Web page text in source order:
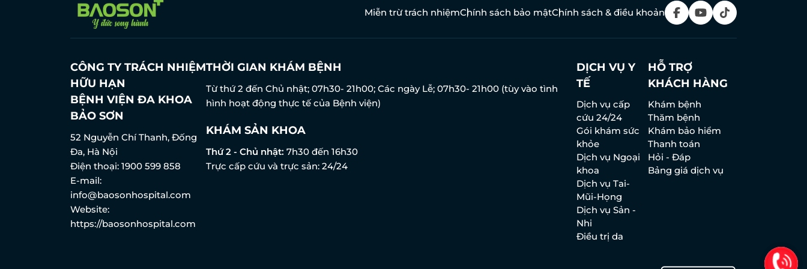
Miễn trừ trách nhiệmChính sách bảo mậtChính sách & điều khoản
CÔNG TY TRÁCH NHIỆM
HỮU HẠN
BỆNH VIỆN ĐA KHOA
BẢO SƠN
52 Nguyễn Chí Thanh, Đống
Đa, Hà Nội
Điện thoại: 1900 599 858
E-mail:
info@baosonhospital.com
Website:
https://baosonhospital.com
THỜI GIAN KHÁM BỆNH
Từ thứ 2 đến Chủ nhật; 07h30- 21h00; Các ngày Lễ; 07h30- 21h00 (tùy vào tình
hình hoạt động thực tế của Bệnh viện)
KHÁM SẢN KHOA
Thứ 2 - Chủ nhật: 7h30 đến 16h30
Trực cấp cứu và trực sản: 24/24
DỊCH VỤ Y
TẾ
Dịch vụ cấp
cứu 24/24
Gói khám sức
khỏe
Dịch vụ Ngoại
khoa
Dịch vụ Tai-
Mũi-Họng
Dịch vụ Sản -
Nhi
Điều trị da
HỖ TRỢ
KHÁCH HÀNG
Khám bệnh
Thăm bệnh
Khám bảo hiểm
Thanh toán
Hỏi - Đáp
Bảng giá dịch vụ